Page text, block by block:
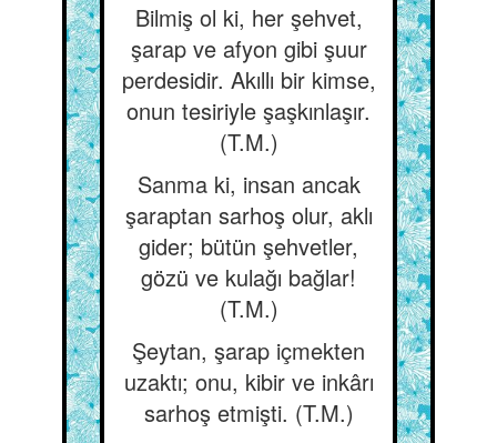
Bilmiş ol ki, her şehvet,
şarap ve afyon gibi şuur
perdesidir. Akıllı bir kimse,
onun tesiriyle şaşkınlaşır.
(T.M.)
Sanma ki, insan ancak
şaraptan sarhoş olur, aklı
gider; bütün şehvetler,
gözü ve kulağı bağlar!
(T.M.)
Şeytan, şarap içmekten
uzaktı; onu, kibir ve inkârı
sarhoş etmişti. (T.M.)